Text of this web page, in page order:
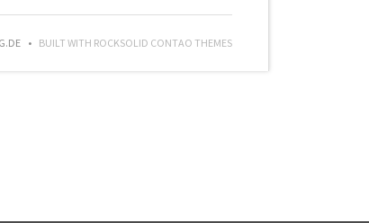
BUILT WITH ROCKSOLID CONTAO THEMES